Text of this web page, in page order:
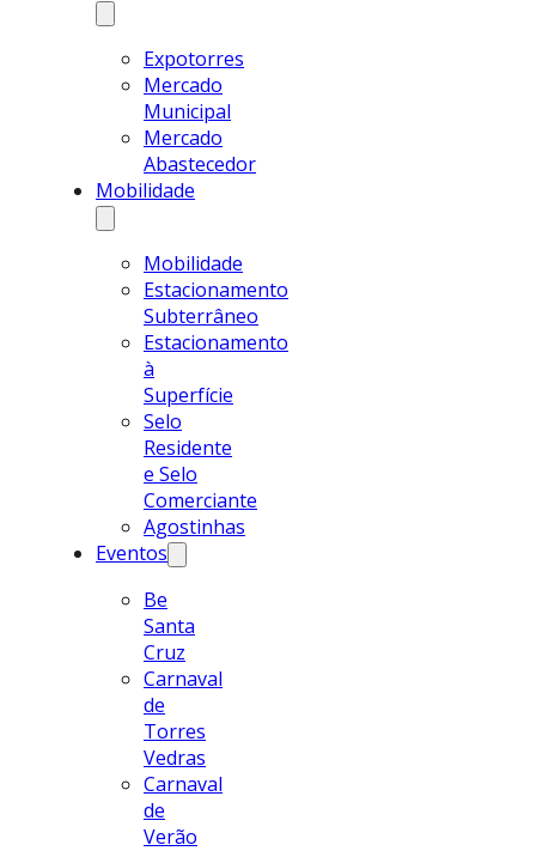
Expotorres
Mercado
Municipal
Mercado
Abastecedor
Mobilidade
Mobilidade
Estacionamento
Subterrâneo
Estacionamento
à
Superfície
Selo
Residente
e Selo
Comerciante
Agostinhas
Eventos
Be
Santa
Cruz
Carnaval
de
Torres
Vedras
Carnaval
de
Verão